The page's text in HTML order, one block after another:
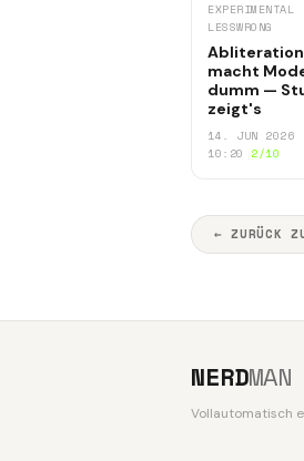
EXPERIMENTAL
LESSWRONG
Abliteration
macht
dumm —
zeigt's
14. JUN 2026
10:20 2/10
← ZURÜCK
NERDMAN
Vollautomatisch